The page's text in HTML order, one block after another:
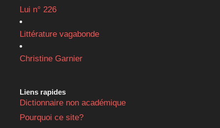
Lui n° 226
Littérature vagabonde
Christine Garnier
Liens rapides
Dictionnaire non académique
Pourquoi ce site?